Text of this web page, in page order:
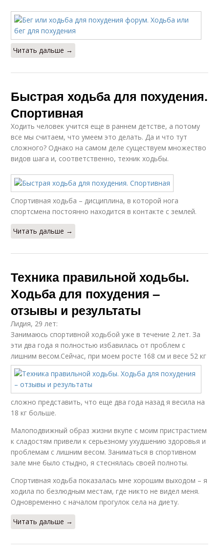
Читать дальше →
Быстрая ходьба для похудения.
Спортивная
Ходить человек учится еще в раннем детстве, а потому
все мы считаем, что умеем это делать. Да и что тут
сложного? Однако на самом деле существуем множество
видов шага и, соответственно, техник ходьбы.
Спортивная ходьба – дисциплина, в которой нога
спортсмена постоянно находится в контакте с землей.
Читать дальше →
Техника правильной ходьбы.
Ходьба для похудения –
отзывы и результаты
Лидия, 29 лет:
Занимаюсь спортивной ходьбой уже в течение 2 лет. За
эти два года я полностью избавилась от проблем с
лишним весом.Сейчас, при моем росте 168 см и весе 52 кг
сложно представить, что еще два года назад я весила на
18 кг больше.
Малоподвижный образ жизни вкупе с моим пристрастием
к сладостям привели к серьезному ухудшению здоровья и
проблемам с лишним весом. Заниматься в спортивном
зале мне было стыдно, я стеснялась своей полноты.
Спортивная ходьба показалась мне хорошим выходом – я
ходила по безлюдным местам, где никто не видел меня.
Одновременно с началом прогулок села на диету.
Читать дальше →